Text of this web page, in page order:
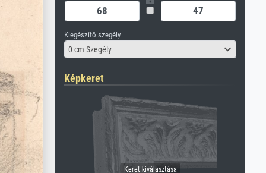
Kiegészítő szegély
0 cm Szegély
Képkeret